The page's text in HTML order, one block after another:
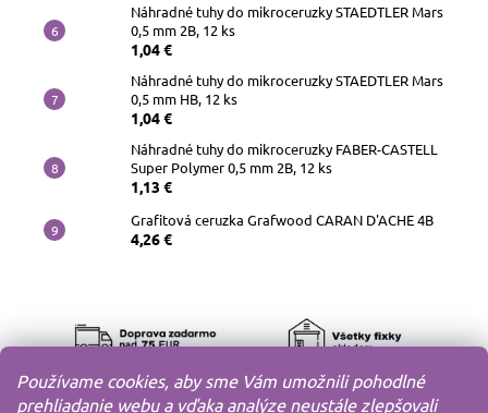
Používame cookies, aby sme Vám umožnili pohodlné
prehliadanie webu a vďaka analýze neustále zlepšovali
Náhradné tuhy do mikroceruzky STAEDTLER Mars
0,5 mm 2B, 12 ks
1,04 €
Náhradné tuhy do mikroceruzky STAEDTLER Mars
0,5 mm HB, 12 ks
1,04 €
Náhradné tuhy do mikroceruzky FABER-CASTELL
Super Polymer 0,5 mm 2B, 12 ks
1,13 €
Grafitová ceruzka Grafwood CARAN D'ACHE 4B
4,26 €